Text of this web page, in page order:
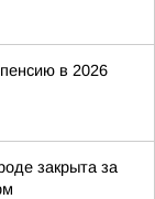
в 2026
закрыта за